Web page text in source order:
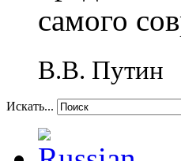
самого
В.В. Путин
Искать...